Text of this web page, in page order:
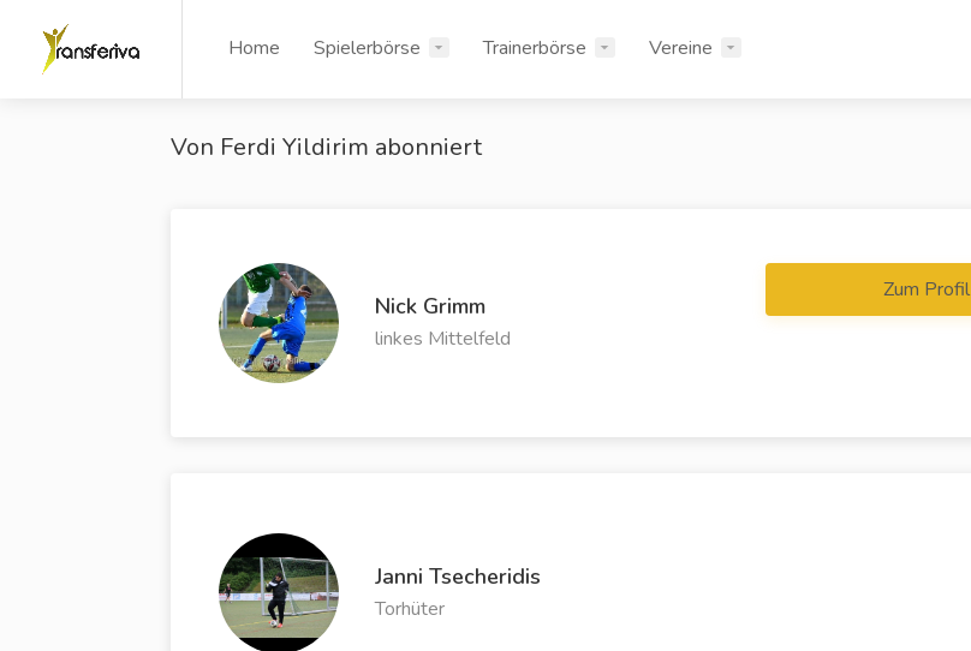
Home Spielerbörse Trainerbörse Vereine
Von Ferdi Yildirim abonniert
Nick Grimm
linkes Mittelfeld
Zum Profil
Janni Tsecheridis
Torhüter